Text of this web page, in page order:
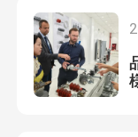
家へ
製品